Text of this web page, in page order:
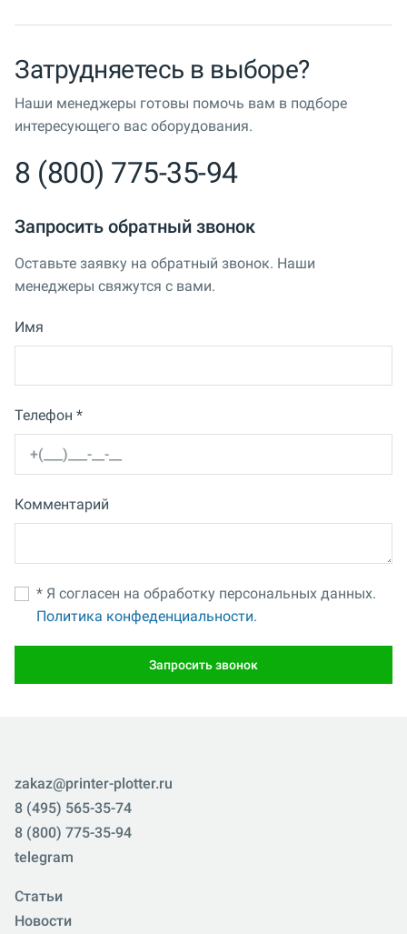
Затрудняетесь в выборе?
Наши менеджеры готовы помочь вам в подборе
интересующего вас оборудования.
8 (800) 775-35-94
Запросить обратный звонок
Оставьте заявку на обратный звонок. Наши
менеджеры свяжутся с вами.
Имя
Телефон *
Комментарий
* Я согласен на обработку персональных данных.
Политика конфеденциальности.
Запросить звонок
zakaz@printer-plotter.ru
8 (495) 565-35-74
8 (800) 775-35-94
telegram
Статьи
Новости